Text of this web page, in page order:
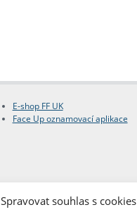
Spravovat souhlas s cookies
E-shop FF UK
Face Up oznamovací aplikace